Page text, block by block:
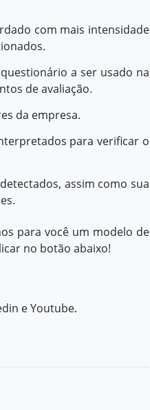
com mais intensidade
a ser usado na
de avaliação.
da empresa.
para verificar o
assim como sua
para você um modelo de
no botão abaixo!
eYoutube.